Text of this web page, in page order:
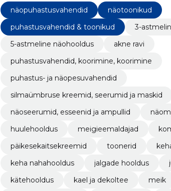
näomaskid, näoõlid
näopuhastusvahendid
näotoonikud
puhastusvahendid & toonikud
3-
5-astmeline näohooldus
akne ravi
puhastusvahendid, koorimine, koorimine
puhastus- ja näopesuvahendid
silmaümbruse kreemid, seerumid ja maskid
näoseerumid, esseenid ja ampullid
huulehooldus
meigieemaldajad
päikesekaitsekreemid
toonerid
keha nahahooldus
jalgade hooldus
kätehooldus
kael ja dekoltee meik